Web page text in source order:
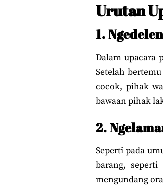
Urutan
1.
Dalam upacara
Setelah
cocok, pihak
bawaan pihak
2.
Seperti pada
barang,
mengundang